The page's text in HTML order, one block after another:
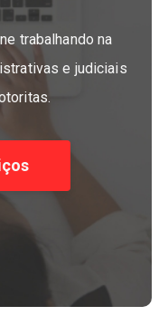
trabalhando na
e judiciais